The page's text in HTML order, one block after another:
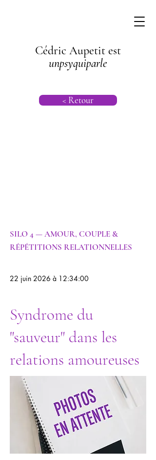
Cédric Aupetit est
unpsyquiparle
< Retour
SILO 4 — AMOUR, COUPLE &
RÉPÉTITIONS RELATIONNELLES
22 juin 2026 à 12:34:00
Syndrome du
"sauveur" dans les
relations amoureuses